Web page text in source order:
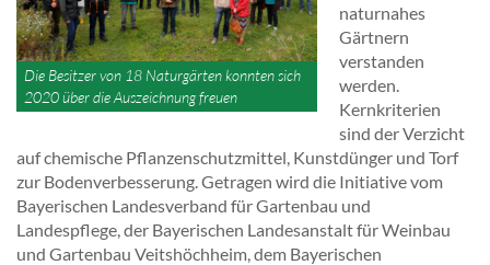
Die Besitzer von 18 Naturgärten konnten sich
2020 über die Auszeichnung freuen
naturnahes
Gärtnern
verstanden
werden.
Kernkriterien
sind der Verzicht
auf chemische Pflanzenschutzmittel, Kunstdünger und Torf
zur Bodenverbesserung. Getragen wird die Initiative vom
Bayerischen Landesverband für Gartenbau und
Landespflege, der Bayerischen Landesanstalt für Weinbau
und Gartenbau Veitshöchheim, dem Bayerischen